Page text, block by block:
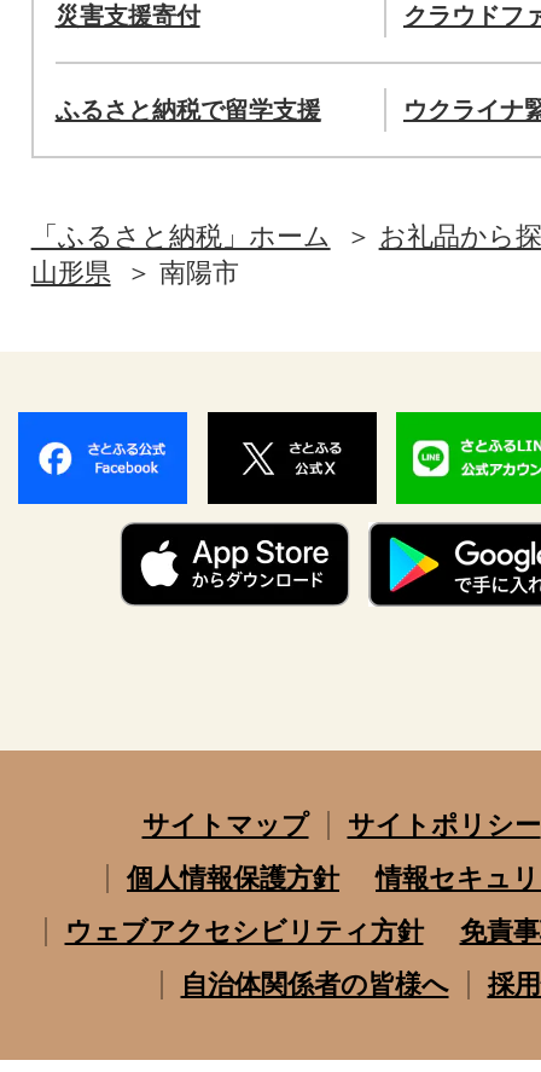
災害支援寄付 クラウドフ
ふるさと納税で留学支援 ウクライナ
「ふるさと納税」ホーム
お礼品から
山形県
南陽市
サイトマップ
サイトポリシー
個人情報保護方針
情報セキュ
ウェブアクセシビリティ方針
免責
自治体関係者の皆様へ
採